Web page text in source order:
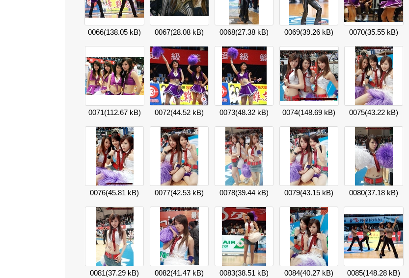
0066(138.05 kB) 0067(28.08 kB) 0068(27.38 kB) 0069(39.26 kB) 0070(35.55 kB)
0071(112.67 kB) 0072(44.52 kB) 0073(48.32 kB) 0074(148.69 kB) 0075(43.22 kB)
0076(45.81 kB) 0077(42.53 kB) 0078(39.44 kB) 0079(43.15 kB) 0080(37.18 kB)
0081(37.29 kB) 0082(41.47 kB) 0083(38.51 kB) 0084(40.27 kB) 0085(148.28 kB)